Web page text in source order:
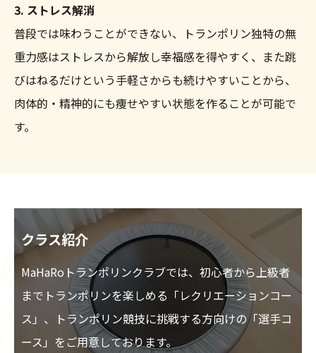
3. ストレス解消
普段では味わうことができない、トランポリン独特の無
重力感はストレスから解放し幸福感を得やすく、また跳
びはねるだけという手軽さからも続けやすいことから、
肉体的・精神的にも痩せやすい状態を作ることが可能で
す。
クラス紹介
MaHaRoトランポリンクラブでは、初心者から上級者
までトランポリンを楽しめる「レクリエーションコー
ス」、トランポリン競技に挑戦する方向けの「選手コ
ース」をご用意しております。